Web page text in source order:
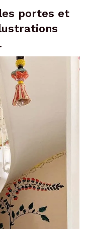
portes et